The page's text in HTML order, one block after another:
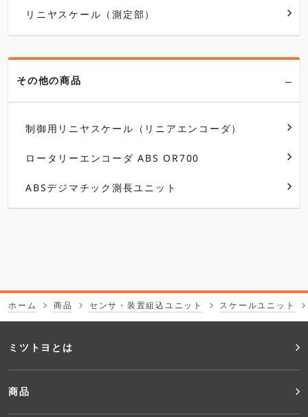
リニヤスケール（測定部）
その他の商品
制御用リニヤスケール（リニアエンコーダ）
ロータリーエンコーダ ABS OR700
ABSデジマチック測長ユニット
ホーム 商品 センサ・装置組込ユニット スケールユニット
フ
ッ
タ
ミツトヨとは
商品